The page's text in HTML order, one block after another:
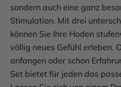
sondern auch eine ganz
Stimulation. Mit drei
können Sie Ihre Hoden
völlig neues Gefühl erleben.
anfangen oder schon
Set bietet für jeden das